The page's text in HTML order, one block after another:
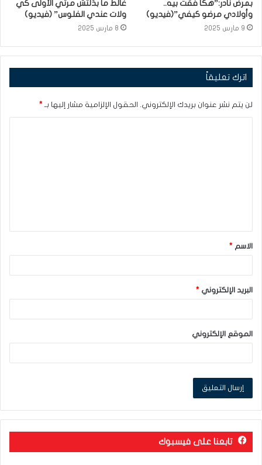
بمرض نادر:”هكا فقت بيه..
وأولادي مرضو كيفي”(فيديو)
9 مارس 2025
غالط ما بدّلتش مرتي الأولى كي
ولات عندي الفلوس” (فيديو)
8 مارس 2025
اترك تعليقاً
لن يتم نشر عنوان بريدك الإلكتروني. الحقول الإلزامية مشار إليها بـ *
ق
*الاسم *
البريد الإلكتروني *
الموقع الإلكتروني
تابعنا على فيسبوك